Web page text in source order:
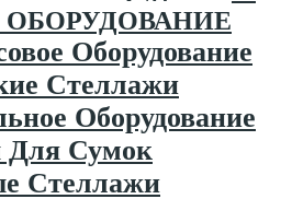
ОБОРУДОВАНИЕ
Оборудование
Стеллажи
Оборудование
Сумок
Стеллажи